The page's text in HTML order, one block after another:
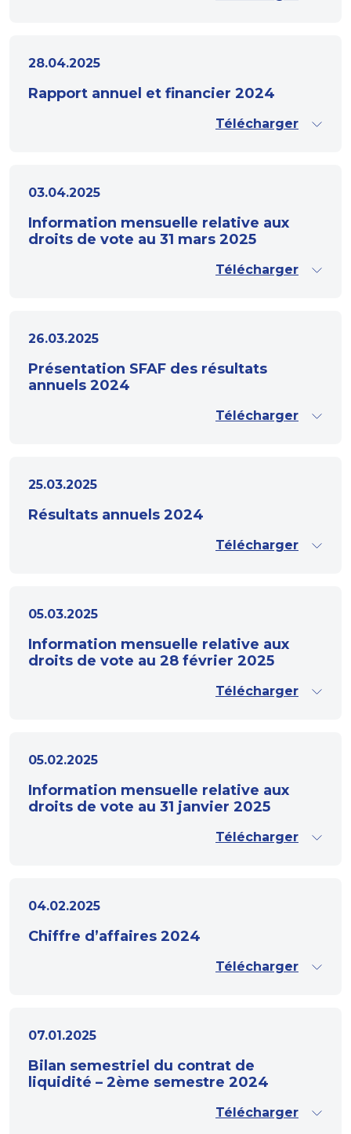
28.04.2025
Rapport annuel et financier 2024
Télécharger
03.04.2025
Information mensuelle relative aux
droits de vote au 31 mars 2025
Télécharger
26.03.2025
Présentation SFAF des résultats
annuels 2024
Télécharger
25.03.2025
Résultats annuels 2024
Télécharger
05.03.2025
Information mensuelle relative aux
droits de vote au 28 février 2025
Télécharger
05.02.2025
Information mensuelle relative aux
droits de vote au 31 janvier 2025
Télécharger
04.02.2025
Chiffre d’affaires 2024
Télécharger
07.01.2025
Bilan semestriel du contrat de
liquidité – 2ème semestre 2024
Télécharger